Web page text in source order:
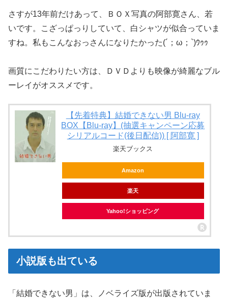
さすが13年前だけあって、ＢＯＸ写真の阿部寛さん、若
いです。こざっぱっりしていて、白シャツが似合っていま
すね。私もこんなおっさんになりたかった(´；ω；`)ｳｩｩ
画質にこだわりたい方は、ＤＶＤよりも映像が綺麗なブル
ーレイがオススメです。
【先着特典】結婚できない男 Blu-ray
BOX【Blu-ray】(抽選キャンペーン応募
シリアルコード(後日配信)) [ 阿部寛 ]
楽天ブックス
Amazon
楽天
Yahoo!ショッピング
小説版も出ている
「結婚できない男」は、ノベライズ版が出版されていま